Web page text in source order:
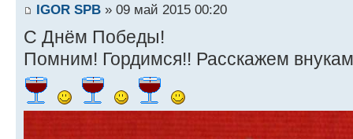
IGOR SPB » 09 май 2015 00:20
С Днём Победы!
Помним! Гордимся!! Расскажем